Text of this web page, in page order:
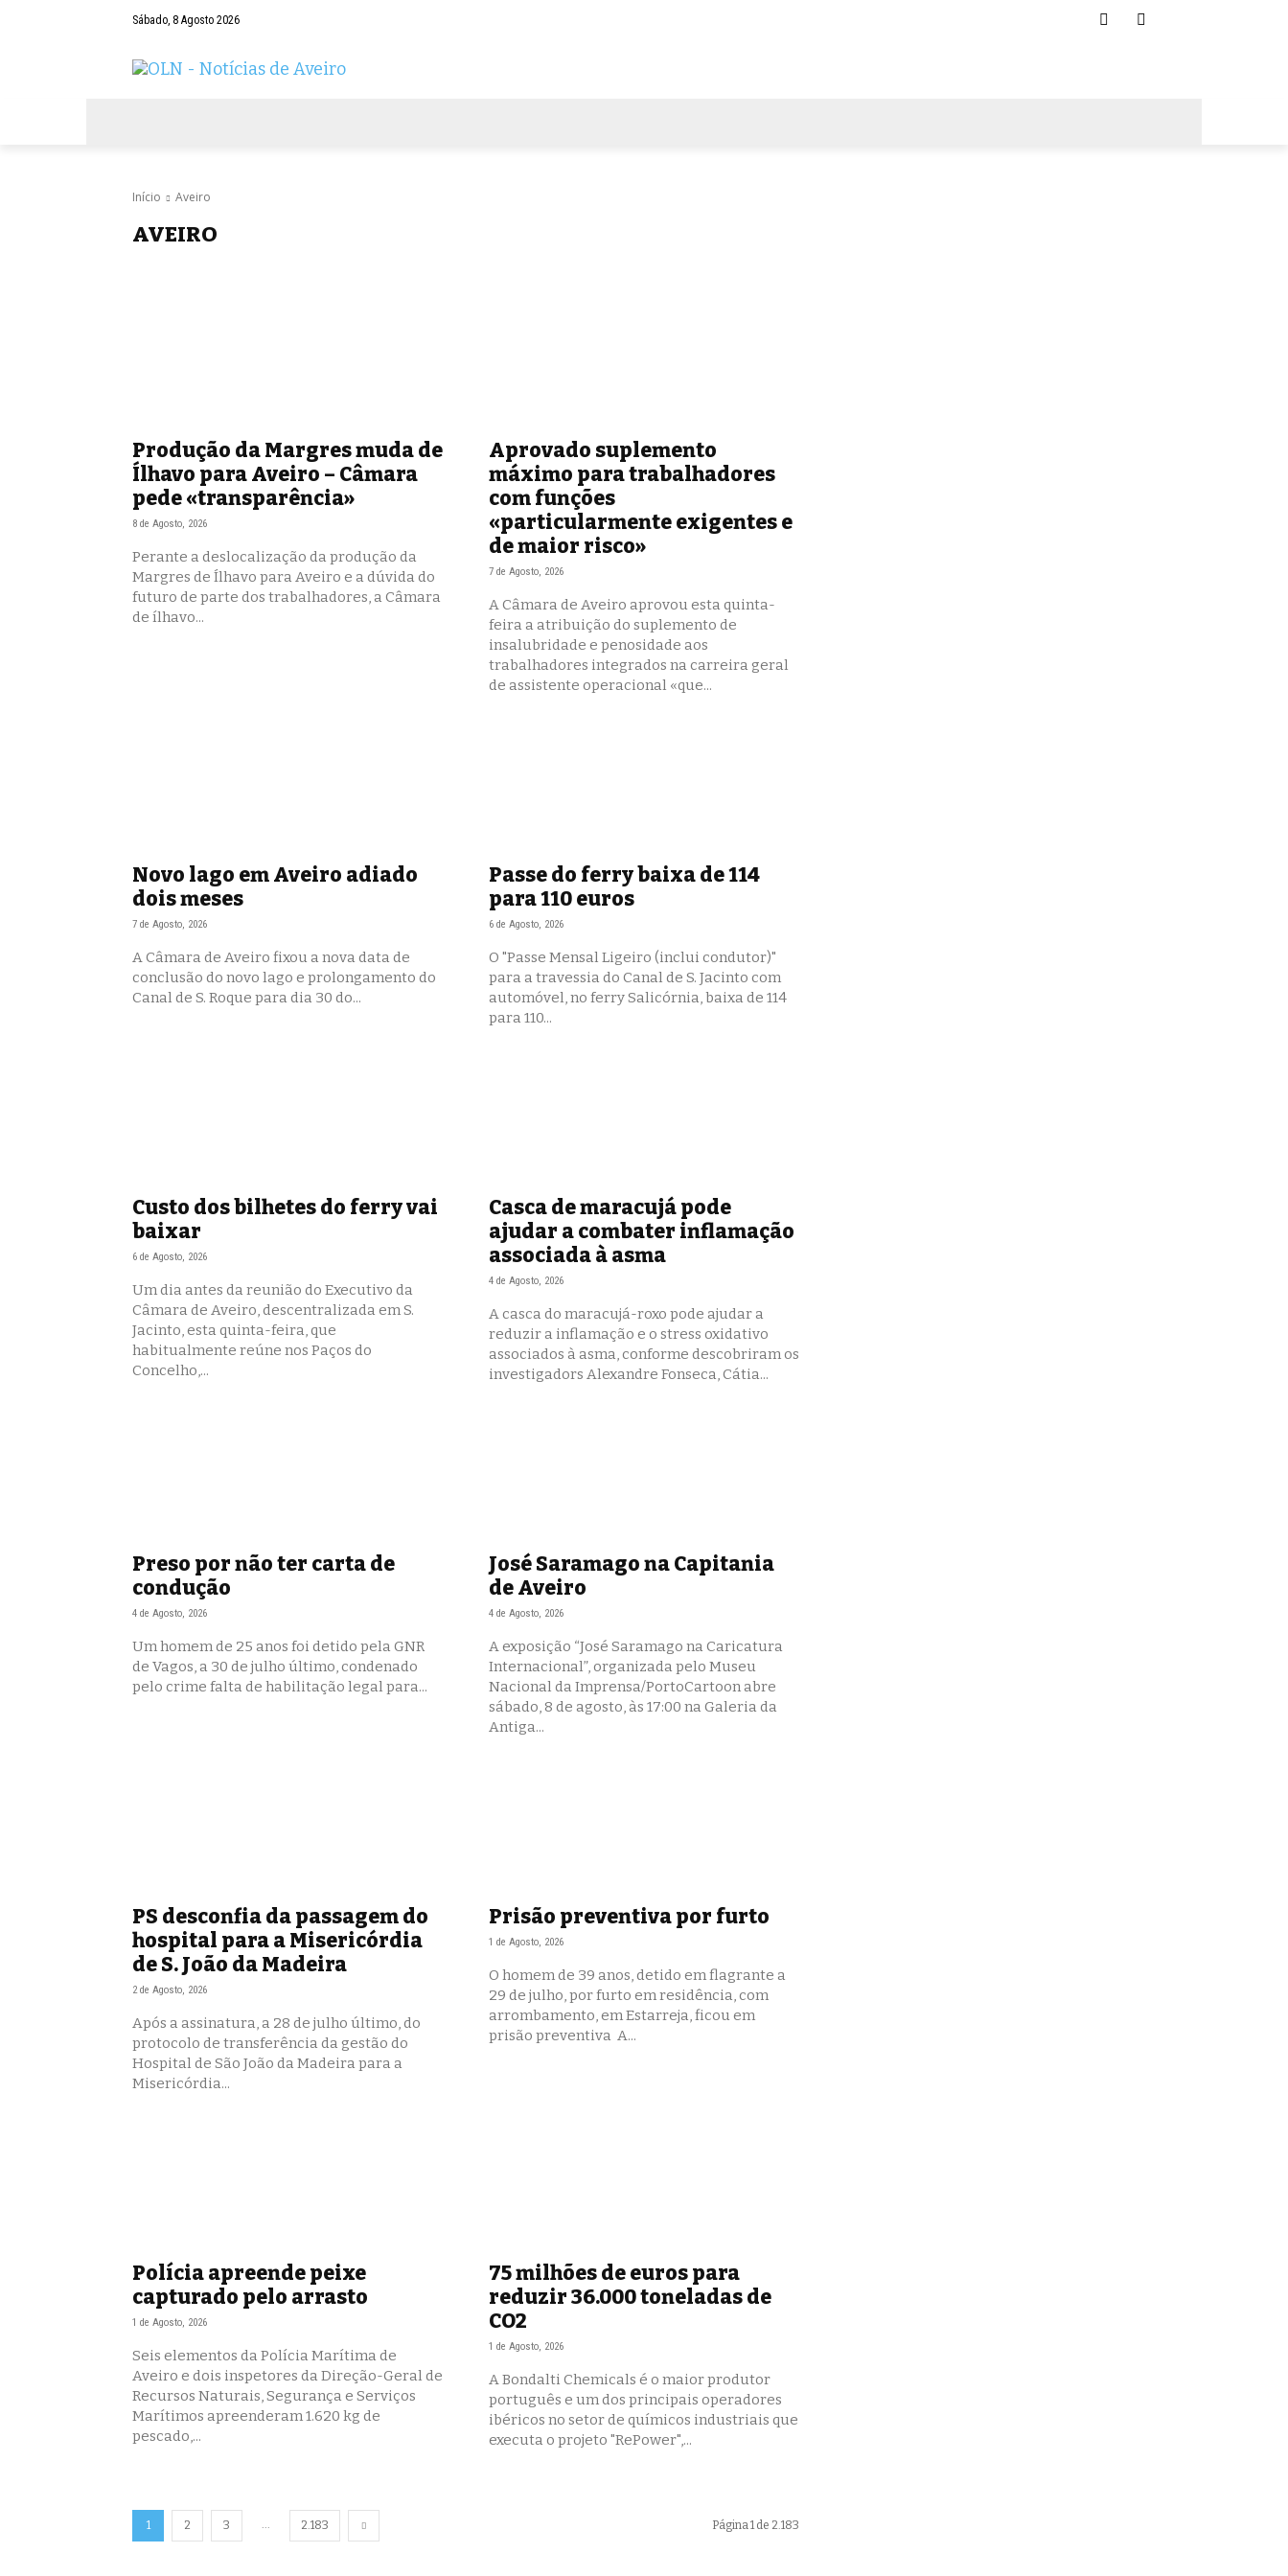
Sábado, 8 Agosto 2026
Início Aveiro
AVEIRO
Produção da Margres muda de
Ílhavo para Aveiro – Câmara
pede «transparência»
8 de Agosto, 2026
Perante a deslocalização da produção da
Margres de Ílhavo para Aveiro e a dúvida do
futuro de parte dos trabalhadores, a Câmara
de ílhavo...
Aprovado suplemento
máximo para trabalhadores
com funções
«particularmente exigentes e
de maior risco»
7 de Agosto, 2026
A Câmara de Aveiro aprovou esta quinta-
feira a atribuição do suplemento de
insalubridade e penosidade aos
trabalhadores integrados na carreira geral
de assistente operacional «que...
Novo lago em Aveiro adiado
dois meses
7 de Agosto, 2026
A Câmara de Aveiro fixou a nova data de
conclusão do novo lago e prolongamento do
Canal de S. Roque para dia 30 do...
Passe do ferry baixa de 114
para 110 euros
6 de Agosto, 2026
O "Passe Mensal Ligeiro (inclui condutor)"
para a travessia do Canal de S. Jacinto com
automóvel, no ferry Salicórnia, baixa de 114
para 110...
Custo dos bilhetes do ferry vai
baixar
6 de Agosto, 2026
Um dia antes da reunião do Executivo da
Câmara de Aveiro, descentralizada em S.
Jacinto, esta quinta-feira, que
habitualmente reúne nos Paços do
Concelho,...
Casca de maracujá pode
ajudar a combater inflamação
associada à asma
4 de Agosto, 2026
A casca do maracujá-roxo pode ajudar a
reduzir a inflamação e o stress oxidativo
associados à asma, conforme descobriram os
investigadors Alexandre Fonseca, Cátia...
Preso por não ter carta de
condução
4 de Agosto, 2026
Um homem de 25 anos foi detido pela GNR
de Vagos, a 30 de julho último, condenado
pelo crime falta de habilitação legal para...
José Saramago na Capitania
de Aveiro
4 de Agosto, 2026
A exposição “José Saramago na Caricatura
Internacional”, organizada pelo Museu
Nacional da Imprensa/PortoCartoon abre
sábado, 8 de agosto, às 17:00 na Galeria da
Antiga...
PS desconfia da passagem do
hospital para a Misericórdia
de S. João da Madeira
2 de Agosto, 2026
Após a assinatura, a 28 de julho último, do
protocolo de transferência da gestão do
Hospital de São João da Madeira para a
Misericórdia...
Prisão preventiva por furto
1 de Agosto, 2026
O homem de 39 anos, detido em flagrante a
29 de julho, por furto em residência, com
arrombamento, em Estarreja, ficou em
prisão preventiva A...
Polícia apreende peixe
capturado pelo arrasto
1 de Agosto, 2026
Seis elementos da Polícia Marítima de
Aveiro e dois inspetores da Direção-Geral de
Recursos Naturais, Segurança e Serviços
Marítimos apreenderam 1.620 kg de
pescado,...
75 milhões de euros para
reduzir 36.000 toneladas de
CO2
1 de Agosto, 2026
A Bondalti Chemicals é o maior produtor
português e um dos principais operadores
ibéricos no setor de químicos industriais que
executa o projeto "RePower",...
1 2 3 ... 2.183 Página 1 de 2.183